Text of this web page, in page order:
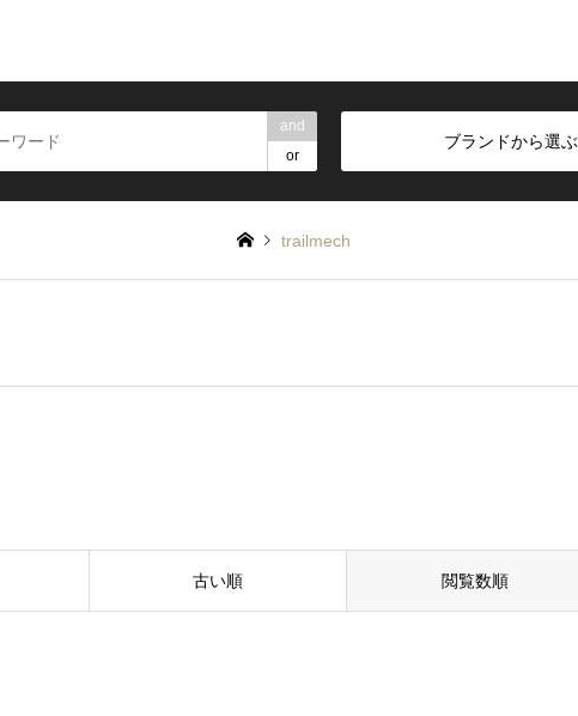
and
or
ブランドから選ぶ
trailmech
古い順 閲覧数順